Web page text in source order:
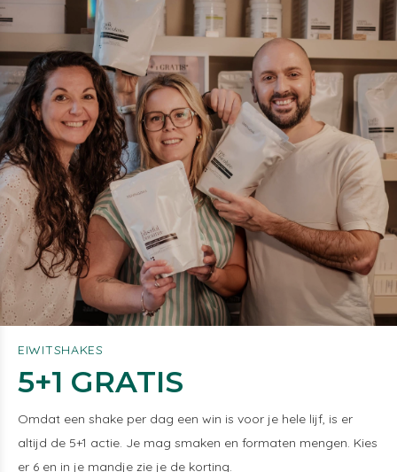
EIWITSHAKES
5+1 GRATIS
Omdat een shake per dag een win is voor je hele lijf, is er
altijd de 5+1 actie. Je mag smaken en formaten mengen. Kies
er 6 en in je mandje zie je de korting.